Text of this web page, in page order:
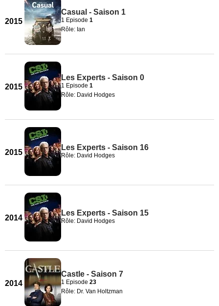
2015
Casual - Saison 1
1 Episode 1
Rôle: Ian
2015
Les Experts - Saison 0
1 Episode 1
Rôle: David Hodges
2015
Les Experts - Saison 16
Rôle: David Hodges
2014
Les Experts - Saison 15
Rôle: David Hodges
2014
Castle - Saison 7
1 Episode 23
Rôle: Dr. Van Holtzman